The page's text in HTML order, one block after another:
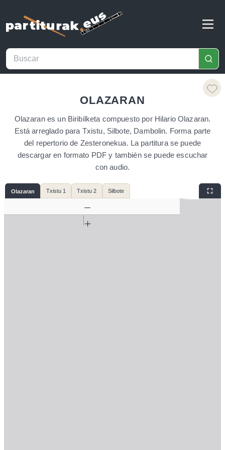
OLAZARAN
Olazaran es un Biribilketa compuesto por Hilario Olazaran.
Está arreglado para Txistu, Silbote, Dambolin. Forma parte
del repertorio de Zesteronekua. La partitura se puede
descargar en formato PDF y también se puede escuchar
con audio.
Olazaran Txistu 1 Txistu 2 Silbote